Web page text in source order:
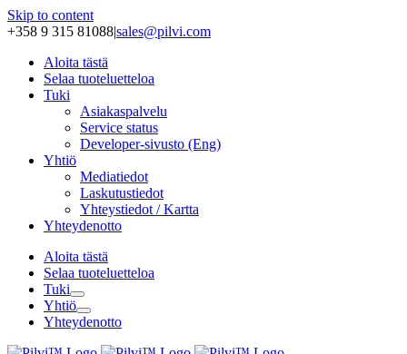
Skip to content
+358 9 315 81088|sales@pilvi.com
Aloita tästä
Selaa tuoteluetteloa
Tuki
Asiakaspalvelu
Service status
Developer-sivusto (Eng)
Yhtiö
Mediatiedot
Laskutustiedot
Yhteystiedot / Kartta
Yhteydenotto
Aloita tästä
Selaa tuoteluetteloa
Tuki
Yhtiö
Yhteydenotto